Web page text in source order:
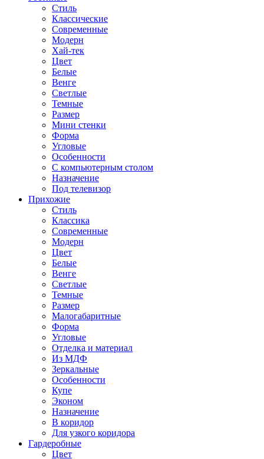
Стиль
Классические
Современные
Модерн
Хай-тек
Цвет
Белые
Венге
Светлые
Темные
Размер
Мини стенки
Форма
Угловые
Особенности
С компьютерным столом
Назначение
Под телевизор
Прихожие
Стиль
Классика
Современные
Модерн
Цвет
Белые
Венге
Светлые
Темные
Размер
Малогабаритные
Форма
Угловые
Отделка и материал
Из МДФ
Зеркальные
Особенности
Купе
Эконом
Назначение
В коридор
Для узкого коридора
Гардеробные
Цвет